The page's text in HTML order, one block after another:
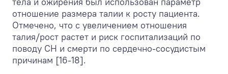
отношение размера талии к росту пациента.
Отмечено, что с увеличением отношения
талия/рост растет и риск госпитализаций по
поводу СН и смерти по сердечно-сосудистым
причинам [16-18].